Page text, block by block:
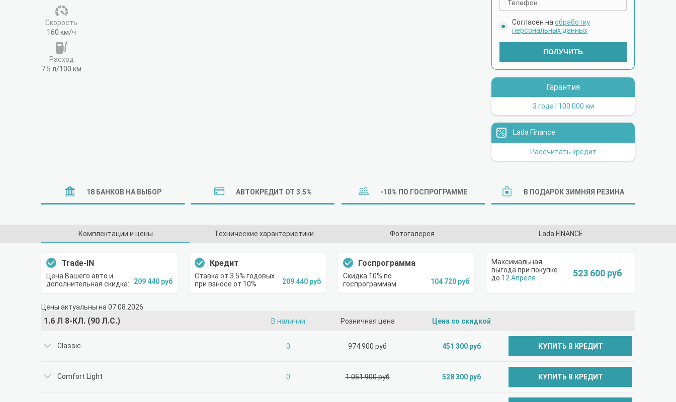
Cкорость
160 км/ч
Расход
7.5 л/100 км
Согласен на обработку
персональных данных
ПОЛУЧИТЬ
Гарантия
3 года | 100 000 км
Lada Finance
Рассчитать кредит
18 БАНКОВ НА ВЫБОР АВТОКРЕДИТ ОТ 3.5% -10% ПО ГОСПРОГРАММЕ В ПОДАРОК ЗИМНЯЯ РЕЗИНА
Комплектации и цены Технические характеристики Фотогалерея Lada FINANCE
Trade-IN
Цена Вашего авто и
дополнительная скидка:
209 440 руб
Кредит
Ставка от 3.5% годовых
при взносе от 10%
209 440 руб
Госпрограмма
Скидка 10% по
госпрограммам
104 720 руб 12 Апреля 523 600 руб
Цены актуальны на 07.08.2026
1.6 Л 8-КЛ. (90 Л.С.) В наличии Розничная цена Цена со скидкой
Classic 0 974 900 руб 451 300 руб КУПИТЬ В КРЕДИТ
Comfort Light 0 1 051 900 руб 528 300 руб КУПИТЬ В КРЕДИТ